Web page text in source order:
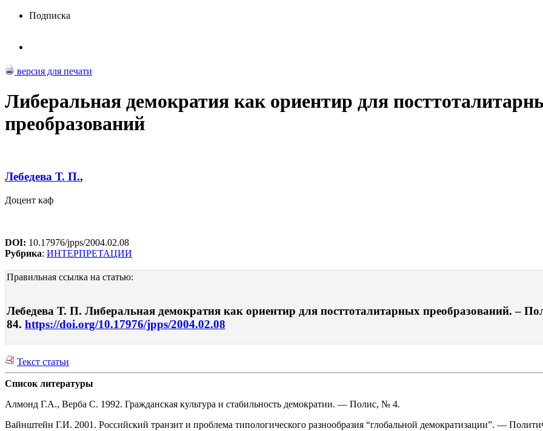
Подписка
версия для печати
Либеральная демократия как ориентир для
преобразований
Лебедева Т. П.,
Доцент каф
DOI: 10.17976/jpps/2004.02.08
Рубрика: ИНТЕРПРЕТАЦИИ
Правильная ссылка на статью:
Лебедева Т. П. Либеральная демократия как ориентир для посттоталитарных преобразований. –
84. https://doi.org/10.17976/jpps/2004.02.08
Текст статьи
Список литературы
Алмонд Г.А., Верба С. 1992. Гражданская культура и стабильность демократии. — Полис, № 4.
Вайнштейн Г.И. 2001. Российский транзит и проблема типологического разнообразия “глобальной демократизации”. —